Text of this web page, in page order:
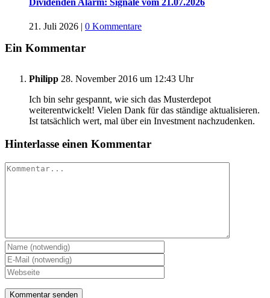
Dividenden Alarm: Signale vom 21.07.2026
21. Juli 2026 | 0 Kommentare
Ein Kommentar
Philipp 28. November 2016 um 12:43 Uhr
Ich bin sehr gespannt, wie sich das Musterdepot
weiterentwickelt! Vielen Dank für das ständige aktualisieren.
Ist tatsächlich wert, mal über ein Investment nachzudenken.
Hinterlasse einen Kommentar
Kommentar